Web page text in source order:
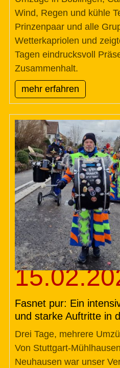
Wind, Regen und kühle
Prinzenpaar und alle
Wetterkapriolen und
Tagen eindrucksvoll
Zusammenhalt.
mehr erfahren
Fasnet pur: Ein
und starke Auftritte in
Drei Tage, mehrere
Von Stuttgart-
Neuhausen war unser